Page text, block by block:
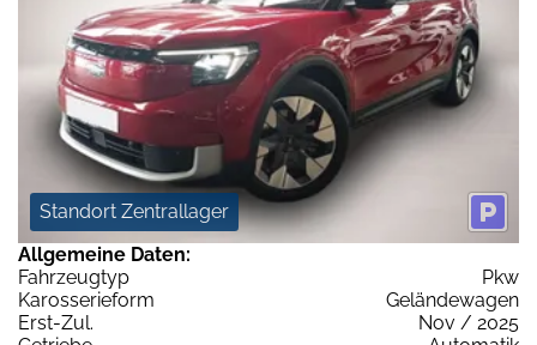
Standort Zentrallager
Allgemeine Daten:
Fahrzeugtyp
Pkw
Karosserieform
Geländewagen
Erst-Zul.
Nov / 2025